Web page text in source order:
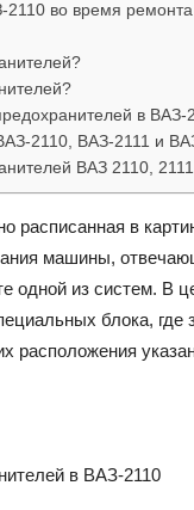
2110 во время
в ВАЗ-
2110, ВАЗ-2111 и
ВАЗ 2110,
расписанная в
машины,
одной из систем. В
блока, где
расположения
в ВАЗ-2110